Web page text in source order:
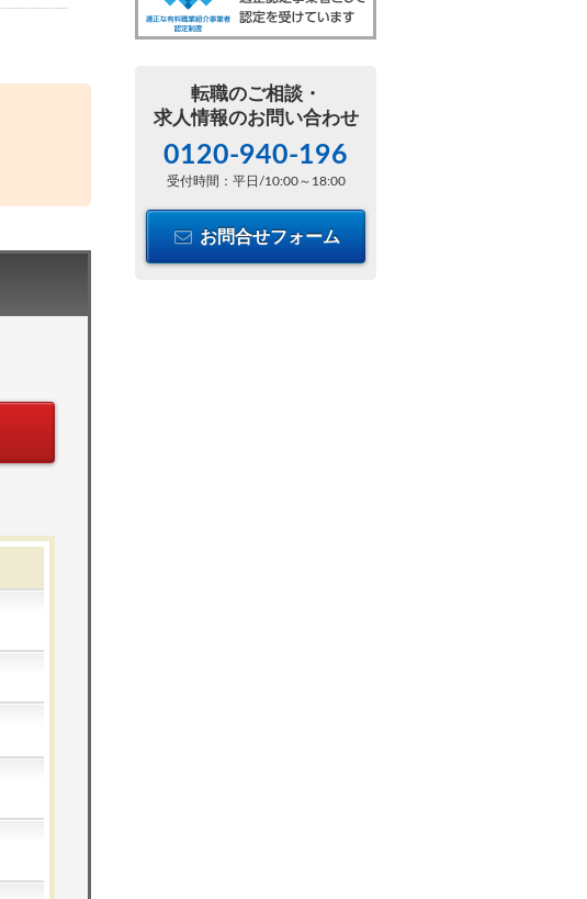
転職のご相談・
求人情報のお問い合わせ
0120-940-196
受付時間：平日/10:00～18:00
お問合せフォーム